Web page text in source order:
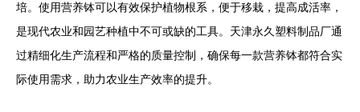
培。使用营养钵可以有效保护植物根系，便于移栽，提高成活率，
是现代农业和园艺种植中不可或缺的工具。天津永久塑料制品厂通
过精细化生产流程和严格的质量控制，确保每一款营养钵都符合实
际使用需求，助力农业生产效率的提升。